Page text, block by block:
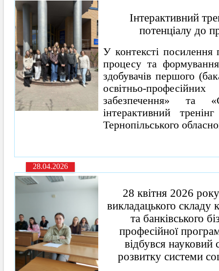
Інтерактивний
потенціалу до
У контексті посилення
процесу та
здобувачів першого
освітньо-
забезпечення» та
інтерактивний
Тернопільського
28.04.2026
28 квітня 2026
викладацького складу
та банківського
професійної
відбувся
розвитку системи